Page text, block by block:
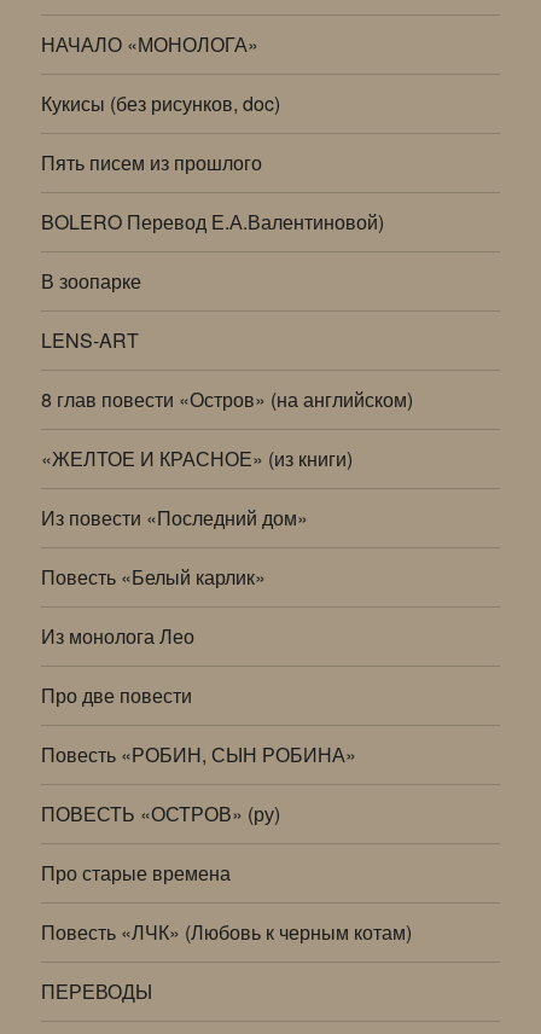
НАЧАЛО «МОНОЛОГА»
Кукисы (без рисунков, doc)
Пять писем из прошлого
BOLERO Перевод Е.А.Валентиновой)
В зоопарке
LENS-ART
8 глав повести «Остров» (на английском)
«ЖЕЛТОЕ И КРАСНОЕ» (из книги)
Из повести «Последний дом»
Повесть «Белый карлик»
Из монолога Лео
Про две повести
Повесть «РОБИН, СЫН РОБИНА»
ПОВЕСТЬ «ОСТРОВ» (ру)
Про старые времена
Повесть «ЛЧК» (Любовь к черным котам)
ПЕРЕВОДЫ